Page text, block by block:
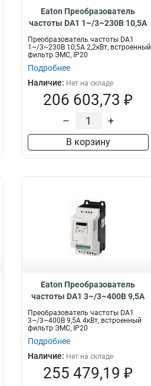
Eaton Преобразователь
частоты DA1 1~/3~230В 10,5A
2,2кВт, встроенный фильтр
ЭМС, IP20 DA1-12011FB-A20C
Преобразователь частоты DA1
1~/3~230В 10,5A 2,2кВт, встроенный
фильтр ЭМС, IP20
Подробнее
Наличие: Нет на складе
206 603,73 ₽
– +
В корзину
Eaton Преобразователь
частоты DA1 3~/3~400В 9,5A
4кВт, встроенный фильтр
ЭМС, IP20 DA1-349D5FB-A20C
Преобразователь частоты DA1
3~/3~400В 9,5A 4кВт, встроенный
фильтр ЭМС, IP20
Подробнее
Наличие: Нет на складе
255 479,19 ₽